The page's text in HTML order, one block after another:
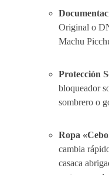
Original o
Machu
Protección
bloqueador
sombrero o
Ropa
cambia
casaca